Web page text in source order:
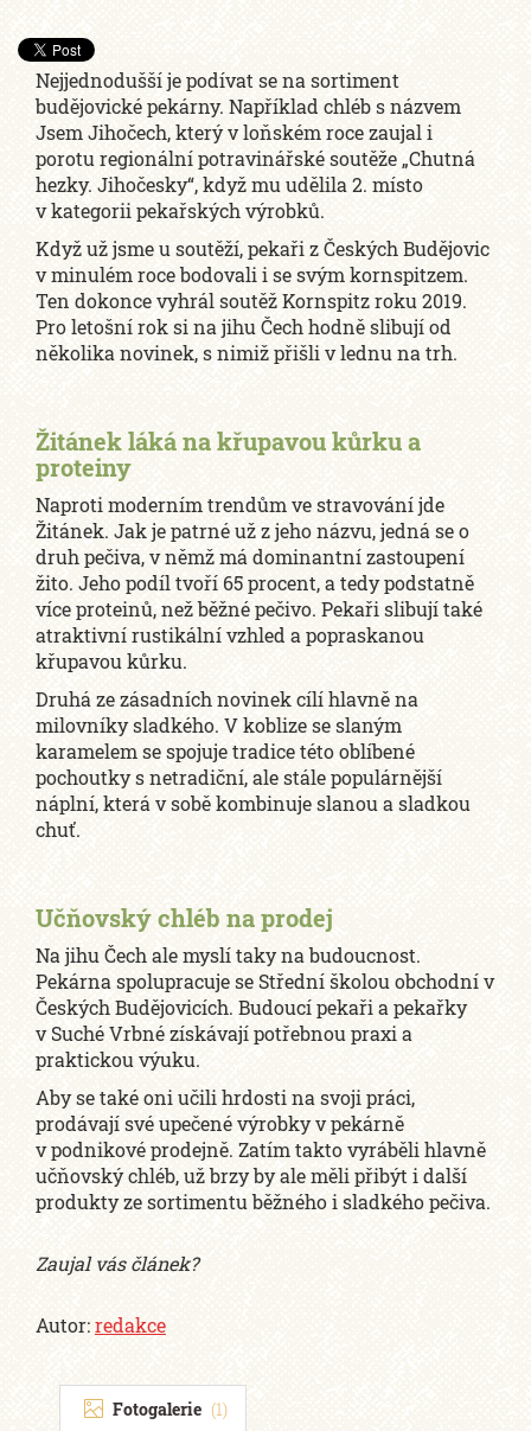
Nejjednodušší je podívat se na sortiment
budějovické pekárny. Například chléb s názvem
Jsem Jihočech, který v loňském roce zaujal i
porotu regionální potravinářské soutěže „Chutná
hezky. Jihočesky“, když mu udělila 2. místo
v kategorii pekařských výrobků.
Když už jsme u soutěží, pekaři z Českých Budějovic
v minulém roce bodovali i se svým kornspitzem.
Ten dokonce vyhrál soutěž Kornspitz roku 2019.
Pro letošní rok si na jihu Čech hodně slibují od
několika novinek, s nimiž přišli v lednu na trh.
Žitánek láká na křupavou kůrku a
proteiny
Naproti moderním trendům ve stravování jde
Žitánek. Jak je patrné už z jeho názvu, jedná se o
druh pečiva, v němž má dominantní zastoupení
žito. Jeho podíl tvoří 65 procent, a tedy podstatně
více proteinů, než běžné pečivo. Pekaři slibují také
atraktivní rustikální vzhled a popraskanou
křupavou kůrku.
Druhá ze zásadních novinek cílí hlavně na
milovníky sladkého. V koblize se slaným
karamelem se spojuje tradice této oblíbené
pochoutky s netradiční, ale stále populárnější
náplní, která v sobě kombinuje slanou a sladkou
chuť.
Učňovský chléb na prodej
Na jihu Čech ale myslí taky na budoucnost.
Pekárna spolupracuje se Střední školou obchodní v
Českých Budějovicích. Budoucí pekaři a pekařky
v Suché Vrbné získávají potřebnou praxi a
praktickou výuku.
Aby se také oni učili hrdosti na svoji práci,
prodávají své upečené výrobky v pekárně
v podnikové prodejně. Zatím takto vyráběli hlavně
učňovský chléb, už brzy by ale měli přibýt i další
produkty ze sortimentu běžného i sladkého pečiva.
Zaujal vás článek?
Autor:redakce
Fotogalerie (1)